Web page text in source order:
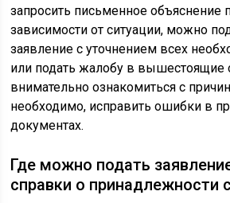
запросить письменное объяснение
зависимости от ситуации, можно
заявление с уточнением всех
или подать жалобу в вышестоящие
внимательно ознакомиться с
необходимо, исправить ошибки в
документах.
Где можно подать
справки о принадлежности